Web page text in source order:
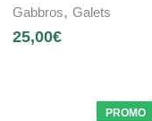
Gabbros, Galets
25,00€
PROMO